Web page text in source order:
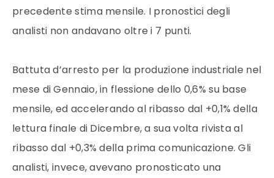
precedente stima mensile. I pronostici degli
analisti non andavano oltre i 7 punti.
Battuta d’arresto per la produzione industriale nel
mese di Gennaio, in flessione dello 0,6% su base
mensile, ed accelerando al ribasso dal +0,1% della
lettura finale di Dicembre, a sua volta rivista al
ribasso dal +0,3% della prima comunicazione. Gli
analisti, invece, avevano pronosticato una